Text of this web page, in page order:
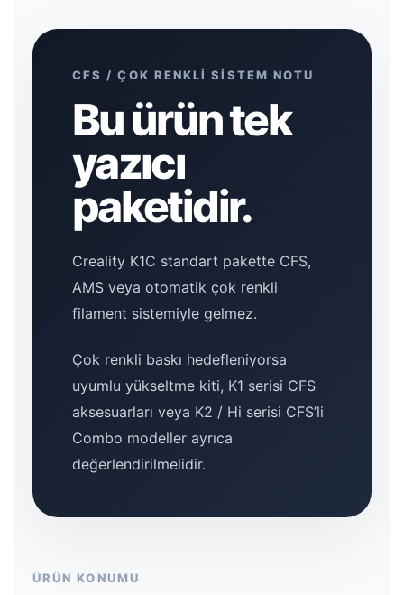
CFS / ÇOK RENKLİ SİSTEM NOTU
Bu ürün tek
yazıcı
paketidir.
Creality K1C standart pakette CFS,
AMS veya otomatik çok renkli
filament sistemiyle gelmez.
Çok renkli baskı hedefleniyorsa
uyumlu yükseltme kiti, K1 serisi CFS
aksesuarları veya K2 / Hi serisi CFS’li
Combo modeller ayrıca
değerlendirilmelidir.
ÜRÜN KONUMU